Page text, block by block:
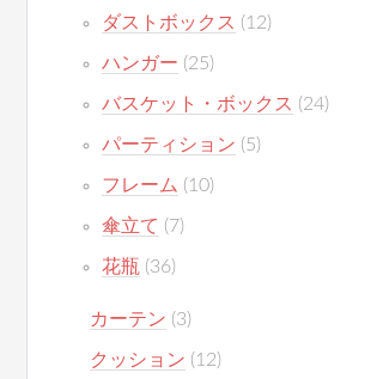
ダストボックス (12)
ハンガー (25)
バスケット・ボックス (24)
パーティション (5)
フレーム (10)
傘立て (7)
花瓶 (36)
カーテン (3)
クッション (12)